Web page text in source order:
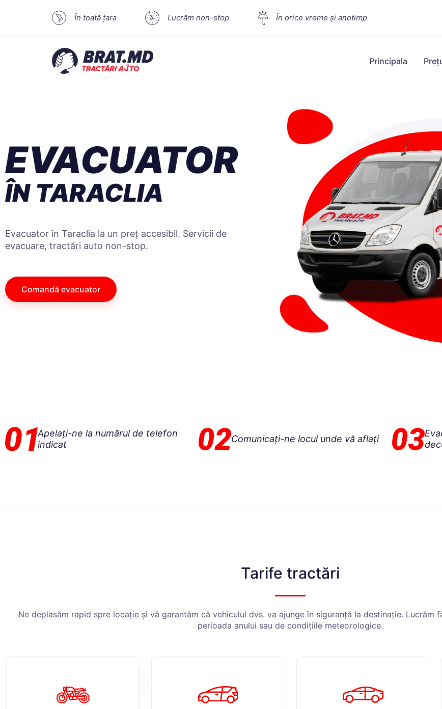
În toată țara Lucrăm non-stop În orice vreme și anotimp
Principala
EVACUATOR
ÎN TARACLIA
Evacuator în Taraclia la un preț accesibil. Servicii de
evacuare, tractări auto non-stop.
Comandă evacuator
Apelați-ne la numărul de telefon
indicat
Comunicați-ne locul unde vă aflați
Tarife tractări
Ne deplasăm rapid spre locație și vă garantăm că vehiculul dvs. va ajunge în siguranță la destinație. Lucrăm
perioada anului sau de condițiile meteorologice.